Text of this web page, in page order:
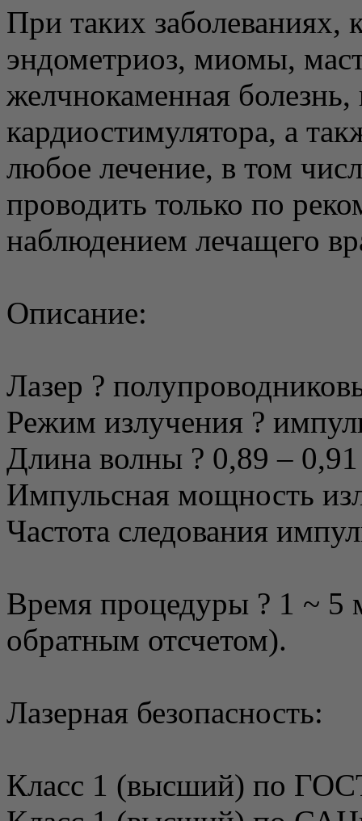
При таких заболеваниях,
эндометриоз, миомы,
желчнокаменная
кардиостимулятора, а
любое лечение, в том
проводить только по
наблюдением лечащего
Описание:
Лазер ?
Режим излучения ?
Длина волны ? 0,89 –
Импульсная мощность
Частота следования
Время процедуры ? 1 ~ 5
обратным отсчетом).
Лазерная безопасность:
Класс 1 (высший) по